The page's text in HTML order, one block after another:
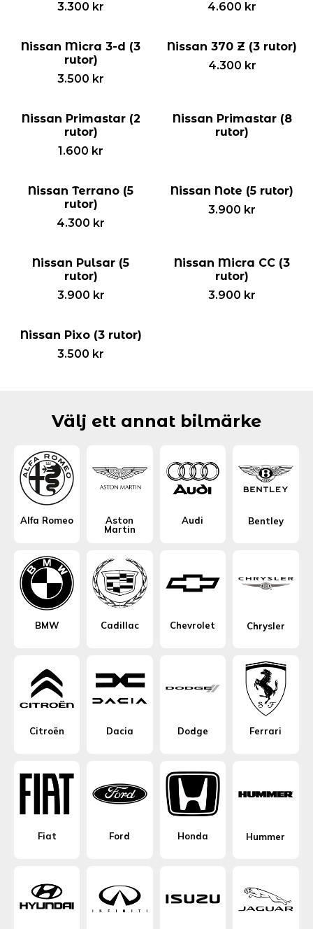
3.300 kr 4.600 kr
Nissan Micra 3-d (3
rutor)
3.500 kr
Nissan 370 Z (3 rutor)
4.300 kr
Nissan Primastar (2
rutor)
1.600 kr
Nissan Primastar (8
rutor)
Nissan Terrano (5
rutor)
4.300 kr
Nissan Note (5 rutor)
3.900 kr
Nissan Pulsar (5
rutor)
3.900 kr
Nissan Micra CC (3
rutor)
3.900 kr
Nissan Pixo (3 rutor)
3.500 kr
Välj ett annat bilmärke
Alfa Romeo
Aston
Martin
Audi Bentley
BMW Cadillac Chevrolet Chrysler
Citroën Dacia Dodge Ferrari
Fiat Ford Honda Hummer